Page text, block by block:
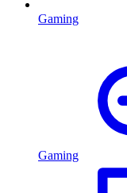
Gaming
Gaming